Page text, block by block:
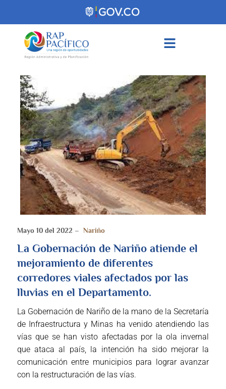
Mayo 10 del 2022 – Nariño
La Gobernación de Nariño atiende el
mejoramiento de diferentes
corredores viales afectados por las
lluvias en el Departamento.
La Gobernación de Nariño de la mano de la Secretaría
de Infraestructura y Minas ha venido atendiendo las
vías que se han visto afectadas por la ola invernal
que ataca al país, la intención ha sido mejorar la
comunicación entre municipios para lograr avanzar
con la restructuración de las vías.